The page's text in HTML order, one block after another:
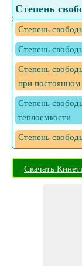
Степень
Степень
Степень
Степень
при
Степень
теплоемкости
Степень
постоянном
Степень
Скачать